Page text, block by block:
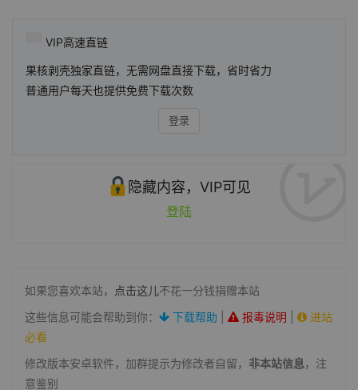
VIP高速直链
果核剥壳独家直链，无需网盘直接下载，省时省力
普通用户每天也提供免费下载次数
登录
隐藏内容，VIP可见
登陆
如果您喜欢本站， 点击这儿不花一分钱捐赠本站
这些信息可能会帮助到你：
下载帮助 报毒说明
进站
必看
修改版本安卓软件，加群提示为修改者自留， 非本站信息，注
意鉴别